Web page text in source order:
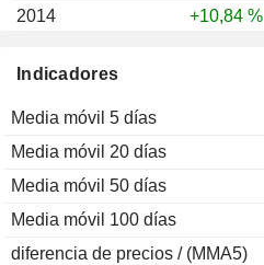
Indicadores
Media móvil 5 días
Media móvil 20 días
Media móvil 50 días
Media móvil 100 días
diferencia de precios / (MMA5)
2014
+10,84 %
2012
2011
2010
2009
2008
2007
+53,79 %